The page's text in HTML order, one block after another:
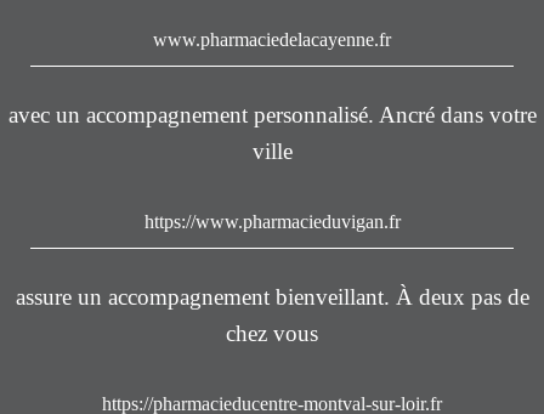
www.pharmaciedelacayenne.fr
avec un accompagnement personnalisé. Ancré dans votre
ville
https://www.pharmacieduvigan.fr
assure un accompagnement bienveillant. À deux pas de
chez vous
https://pharmacieducentre-montval-sur-loir.fr